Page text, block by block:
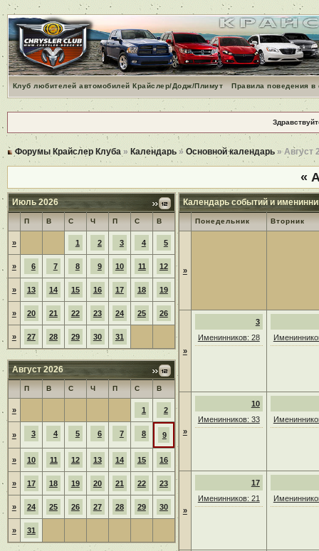
Клуб любителей автомобилей Крайслер/Додж/Плимут Правила поведения
Форумы Крайслер Клуба » Календарь» Основной календарь» Август
«
Июль 2026
П В С Ч П С В
» 1 2 3 4 5
» 6 7 8 9 10 11 12
» 13 14 15 16 17 18 19
» 20 21 22 23 24 25 26
» 27 28 29 30 31
Август 2026
П В С Ч П С В
» 1 2
» 3 4 5 6 7 8 9
» 10 11 12 13 14 15 16
» 17 18 19 20 21 22 23
» 24 25 26 27 28 29 30
» 31
Календарь событий и
Понедельник Вторник
»
»
3
Именинников: 28
»
10
Именинников: 33
»
17
Именинников: 21